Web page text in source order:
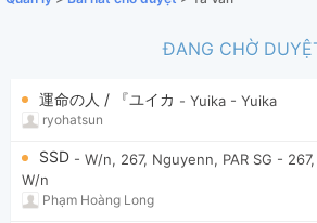
Tìm theo hợp âm
ĐANG CHỜ
運命の人 / 『ユイカ - Yuika - Yuika
ryohatsun
SSD - W/n, 267, Nguyenn, PAR SG -
W/n
Phạm Hoàng Long